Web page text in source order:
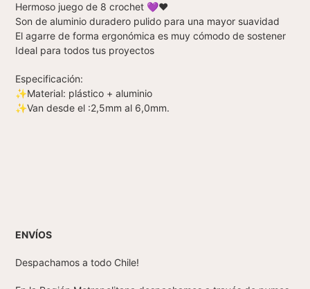
carrito
Hermoso juego de 8 crochet 💜❤️
Son de aluminio duradero pulido para una mayor suavidad
El agarre de forma ergonómica es muy cómodo de sostener
Ideal para todos tus proyectos
Especificación:
✨Material: plástico + aluminio
✨Van desde el :2,5mm al 6,0mm.
ENVÍOS
Despachamos a todo Chile!